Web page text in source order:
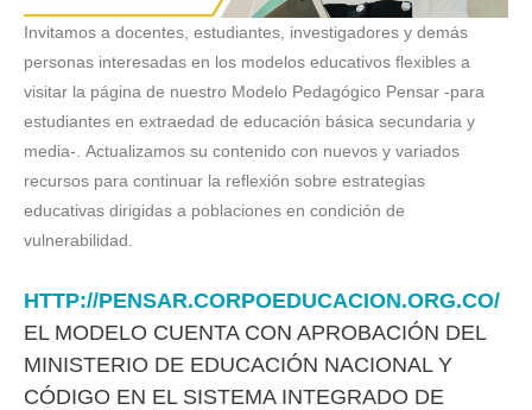
Invitamos a docentes, estudiantes, investigadores y demás
personas interesadas en los modelos educativos flexibles a
visitar la página de nuestro Modelo Pedagógico Pensar -para
estudiantes en extraedad de educación básica secundaria y
media-. Actualizamos su contenido con nuevos y variados
recursos para continuar la reflexión sobre estrategias
educativas dirigidas a poblaciones en condición de
vulnerabilidad.
HTTP://PENSAR.CORPOEDUCACION.ORG.CO/
EL MODELO CUENTA CON APROBACIÓN DEL
MINISTERIO DE EDUCACIÓN NACIONAL Y
CÓDIGO EN EL SISTEMA INTEGRADO DE